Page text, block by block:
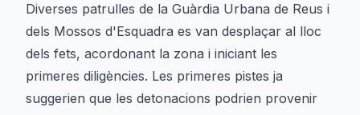
Diverses patrulles de la Guàrdia Urbana de Reus i
dels Mossos d'Esquadra es van desplaçar al lloc
dels fets, acordonant la zona i iniciant les
primeres diligències. Les primeres pistes ja
suggerien que les detonacions podrien provenir